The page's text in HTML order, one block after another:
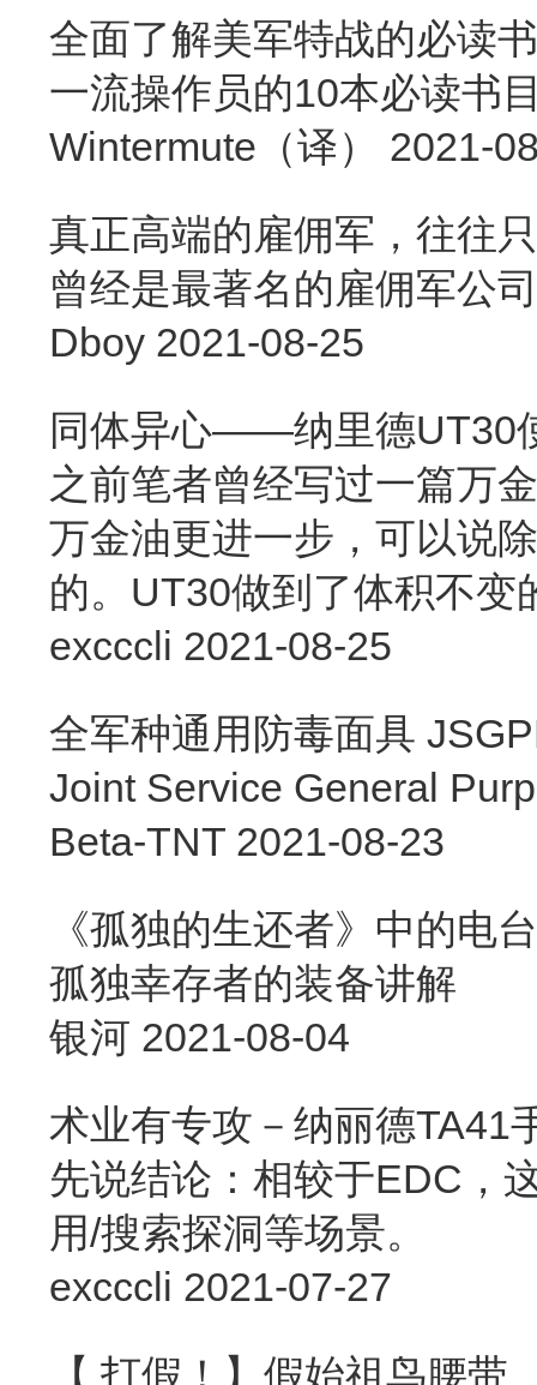
全面了解美军特战的必读
一流操作员的10本必读书
Wintermute（译）
2021-
真正高端的雇佣军，往往
曾经是最著名的雇佣军公
Dboy 2021-08-25
同体异心——纳里德UT30
之前笔者曾经写过一篇万
万金油更进一步，可以说
的。UT30做到了体积不
excccli 2021-08-25
全军种通用防毒面具
Joint Service General
Beta-TNT 2021-08-23
《孤独的生还者》中的电
孤独幸存者的装备讲解
银河 2021-08-04
术业有专攻－纳丽德TA41
先说结论：相较于EDC，
用/搜索探洞等场景。
excccli 2021-07-27
【 打假！】假始祖鸟腰带